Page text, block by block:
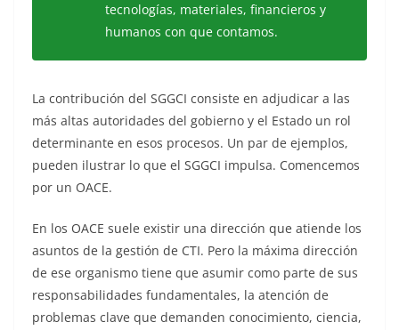
tecnologías, materiales, financieros y
humanos con que contamos.
La contribución del SGGCI consiste en adjudicar a las
más altas autoridades del gobierno y el Estado un rol
determinante en esos procesos. Un par de ejemplos,
pueden ilustrar lo que el SGGCI impulsa. Comencemos
por un OACE.
En los OACE suele existir una dirección que atiende los
asuntos de la gestión de CTI. Pero la máxima dirección
de ese organismo tiene que asumir como parte de sus
responsabilidades fundamentales, la atención de
problemas clave que demanden conocimiento, ciencia,